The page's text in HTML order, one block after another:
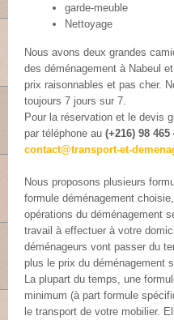
garde-meuble
Nettoyage
Nous avons deux grandes
des déménagement à Nabeul
prix raisonnables et pas cher.
toujours 7 jours sur 7.
Pour la réservation et le devis
par téléphone au (+216) 98 465
contact@transport-et-
Nous proposons plusieurs
formule déménagement
opérations du déménagement
travail à effectuer à votre
déménageurs vont passer du
plus le prix du déménagement
La plupart du temps, une
minimum (à part formule
le transport de votre mobilier.